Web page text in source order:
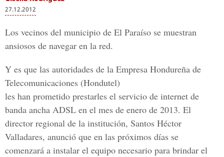
27.12.2012
Los vecinos del municipio de El Paraíso se muestran
ansiosos de navegar en la red.
Y es que las autoridades de la Empresa Hondureña de
Telecomunicaciones (Hondutel)
les han prometido prestarles el servicio de internet de
banda ancha ADSL en el mes de enero de 2013. El
director regional de la institución, Santos Héctor
Valladares, anunció que en las próximos días se
comenzará a instalar el equipo necesario para brindar el